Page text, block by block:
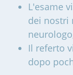
L'esame
dei nostri
Il referto
dopo